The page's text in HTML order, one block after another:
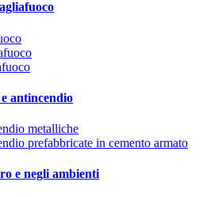
antincendio
metalliche
prefabbricate in cemento armato
e negli ambienti